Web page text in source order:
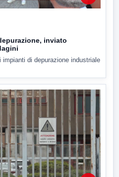
inviato
impianti di depurazione industriale